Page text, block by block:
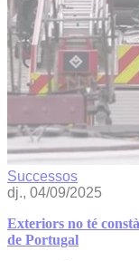
Successos
dj., 04/09/2025
Exteriors no té
de Portugal